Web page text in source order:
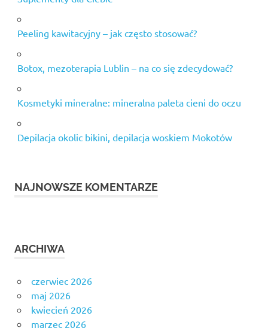
Peeling kawitacyjny – jak często stosować?
Botox, mezoterapia Lublin – na co się zdecydować?
Kosmetyki mineralne: mineralna paleta cieni do oczu
Depilacja okolic bikini, depilacja woskiem Mokotów
NAJNOWSZE KOMENTARZE
ARCHIWA
czerwiec 2026
maj 2026
kwiecień 2026
marzec 2026